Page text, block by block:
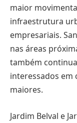
maior
infraestrutura
empresariais.
nas áreas
também
interessados em
maiores.
Jardim Belval e